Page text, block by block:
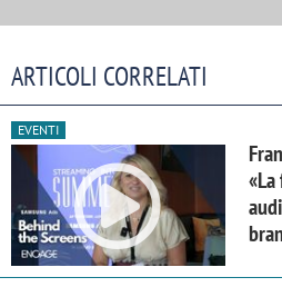
ARTICOLI CORRELATI
EVENTI